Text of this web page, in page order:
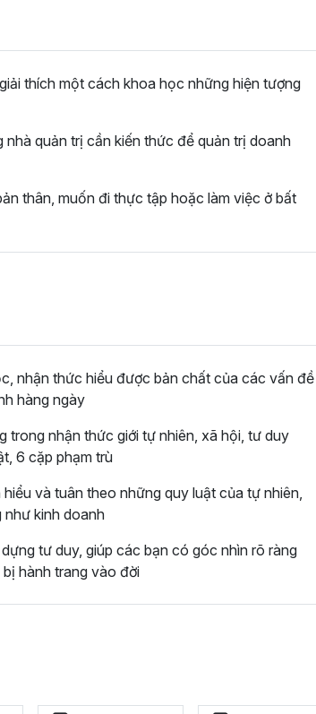
thích một cách khoa học những hiện tượng
quản trị cần kiến thức để quản trị doanh
thân, muốn đi thực tập hoặc làm việc ở bất
nhận thức hiểu được bản chất của các vấn đề
hàng ngày
trong nhận thức giới tự nhiên, xã hội, tư duy
6 cặp phạm trù
và tuân theo những quy luật của tự nhiên,
như kinh doanh
tư duy, giúp các bạn có góc nhìn rõ ràng
hành trang vào đời